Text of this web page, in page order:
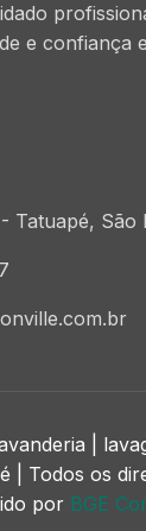
e confiança
Tatuapé, São
|
| Todos os
por BGE